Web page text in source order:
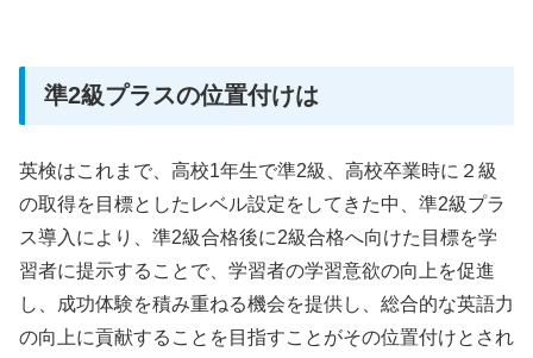
準2級プラスの位置付けは
英検はこれまで、高校1年生で準2級、高校卒業時に２級
の取得を目標としたレベル設定をしてきた中、準2級プラ
ス導入により、準2級合格後に2級合格へ向けた目標を学
習者に提示することで、学習者の学習意欲の向上を促進
し、成功体験を積み重ねる機会を提供し、総合的な英語力
の向上に貢献することを目指すことがその位置付けとされ